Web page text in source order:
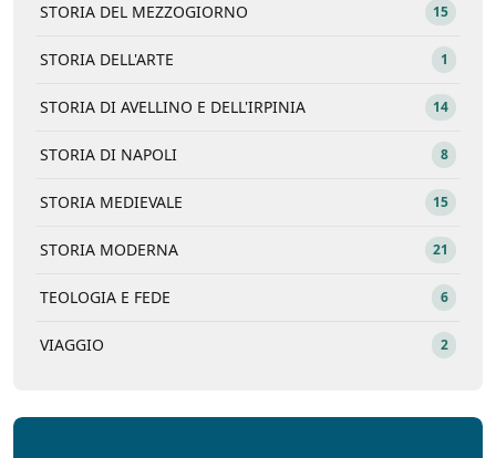
STORIA DEL MEZZOGIORNO 15
STORIA DELL'ARTE 1
STORIA DI AVELLINO E DELL'IRPINIA 14
STORIA DI NAPOLI 8
STORIA MEDIEVALE 15
STORIA MODERNA 21
TEOLOGIA E FEDE 6
VIAGGIO 2